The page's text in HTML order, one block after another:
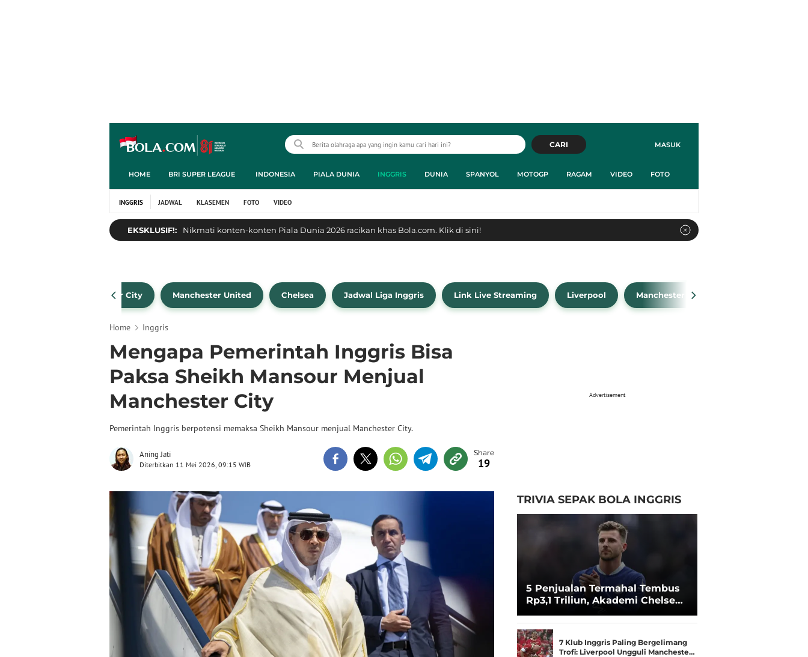
MASUK
CARI
HOME BRI SUPER LEAGUE INDONESIA PIALA DUNIA INGGRIS DUNIA SPANYOL MOTOGP RAGAM VIDEO FOTO
INGGRIS JADWAL KLASEMEN FOTO VIDEO
EKSKLUSIF!: Nikmati konten-konten Piala Dunia 2026 racikan khas Bola.com. Klik di sini!
Manchester City Manchester United Chelsea Jadwal Liga Inggris Link Live Streaming Liverpool Manchester City
Home Inggris
Mengapa Pemerintah Inggris Bisa
Paksa Sheikh Mansour Menjual
Manchester City
Pemerintah Inggris berpotensi memaksa Sheikh Mansour menjual Manchester City.
Aning Jati
Diterbitkan 11 Mei 2026, 09:15 WIB 19
Advertisement
TRIVIA SEPAK BOLA INGGRIS
5 Penjualan Termahal Tembus
Rp3,1 Triliun, Akademi Chelsea
7 Klub Inggris Paling Bergelimang
Trofi: Liverpool Ungguli Mancheste…